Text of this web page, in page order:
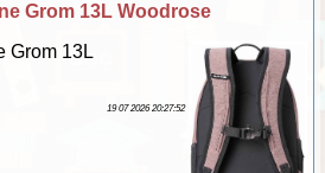
Grom 13L Woodrose
Grom 13L
19 07 2026 20:27:52